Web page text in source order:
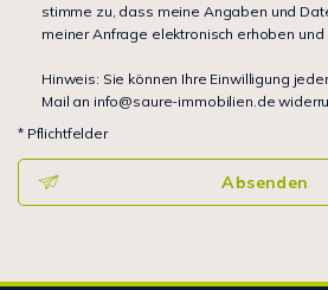
stimme zu, dass meine Angaben und
meiner Anfrage elektronisch erhoben
Hinweis: Sie können Ihre Einwilligung
Mail an info@saure-immobilien.de
* Pflichtfelder
Absenden